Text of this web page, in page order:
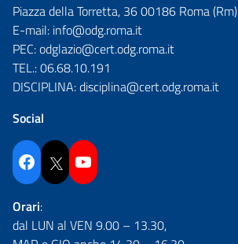
Piazza della Torretta, 36 00186 Roma (Rm)
E-mail: info@odg.roma.it
PEC:odglazio@cert.odg.roma.it
TEL.:06.68.10.191
DISCIPLINA:disciplina@cert.odg.roma.it
Social
Facebook Twitter YouTube
Orari:
dal LUN al VEN 9.00 – 13.30,